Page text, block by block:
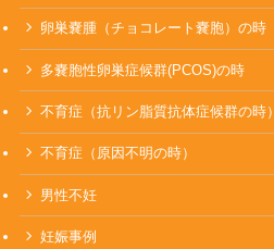
卵巣嚢腫（チョコレート嚢胞）の時
多嚢胞性卵巣症候群(PCOS)の時
不育症（抗リン脂質抗体症候群の時）
不育症（原因不明の時）
男性不妊
妊娠事例